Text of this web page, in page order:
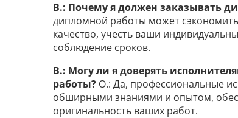
В.: Почему я должен заказывать
дипломной работы может
качество, учесть ваши
соблюдение сроков.
В.: Могу ли я доверять
работы? О.: Да, профессиональные
обширными знаниями и опытом,
оригинальность ваших работ.